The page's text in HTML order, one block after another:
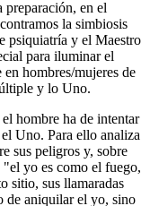
preparación, en el
la simbiosis
psiquiatría y el Maestro
para iluminar el
hombres/mujeres de
y lo Uno.
hombre ha de intentar
Uno. Para ello analiza
sus peligros y, sobre
"el yo es como el fuego,
sitio, sus llamaradas
de aniquilar el yo, sino